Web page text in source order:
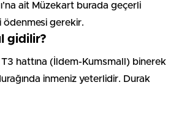
ait Müzekart burada geçerli
ödenmesi gerekir.
gidilir?
hattına (İldem-Kumsmall) binerek
inmeniz yeterlidir. Durak